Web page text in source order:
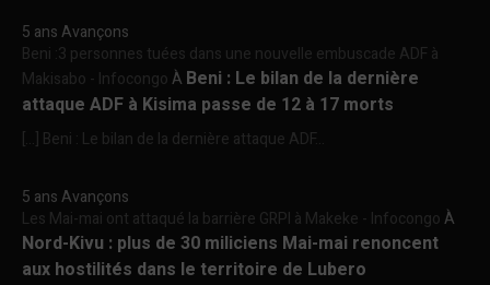
5 ans Avançons
Beni :3 personnes tuées dans une nouvelle embuscade ADF à
Makisabo - InfocongoÀ Beni : Le bilan de la dernière
attaque ADF à Kisima passe de 12 à 17 morts
[…] Beni : Le bilan de la dernière attaque ADF...
5 ans Avançons
Les Mai-mai ont attaqué la barrière GRPI à Makeke - InfocongoÀ
Nord-Kivu : plus de 30 miliciens Mai-mai renoncent
aux hostilités dans le territoire de Lubero